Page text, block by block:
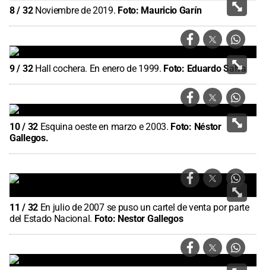
8/ 32 Noviembre de 2019. Foto: Mauricio Garín
9/ 32 Hall cochera. En enero de 1999. Foto: Eduardo Salva
10/ 32 Esquina oeste en marzo e 2003. Foto: Néstor
Gallegos.
11 / 32 En julio de 2007 se puso un cartel de venta por parte
del Estado Nacional. Foto: Nestor Gallegos